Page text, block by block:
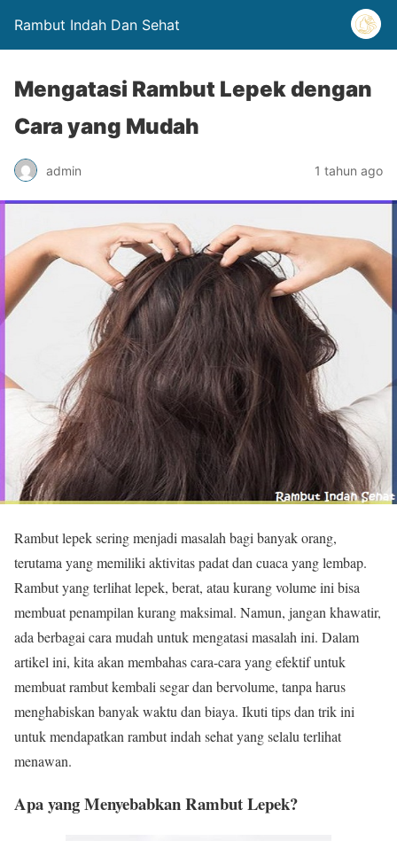
Rambut Indah Dan Sehat
Mengatasi Rambut Lepek dengan
Cara yang Mudah
admin 1 tahun ago
Rambut lepek sering menjadi masalah bagi banyak orang,
terutama yang memiliki aktivitas padat dan cuaca yang lembap.
Rambut yang terlihat lepek, berat, atau kurang volume ini bisa
membuat penampilan kurang maksimal. Namun, jangan khawatir,
ada berbagai cara mudah untuk mengatasi masalah ini. Dalam
artikel ini, kita akan membahas cara-cara yang efektif untuk
membuat rambut kembali segar dan bervolume, tanpa harus
menghabiskan banyak waktu dan biaya. Ikuti tips dan trik ini
untuk mendapatkan rambut indah sehat yang selalu terlihat
menawan.
Apa yang Menyebabkan Rambut Lepek?